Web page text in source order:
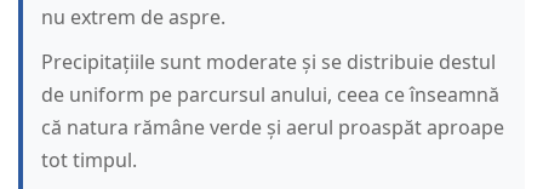
nu extrem de aspre.
Precipitațiile sunt moderate și se distribuie destul
de uniform pe parcursul anului, ceea ce înseamnă
că natura rămâne verde și aerul proaspăt aproape
tot timpul.